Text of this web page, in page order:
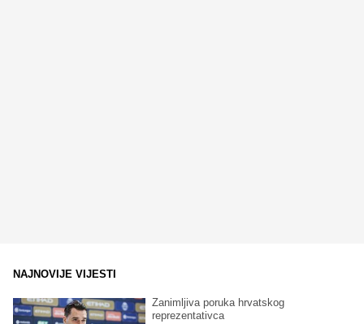
NAJNOVIJE VIJESTI
Zanimljiva poruka hrvatskog
reprezentativca